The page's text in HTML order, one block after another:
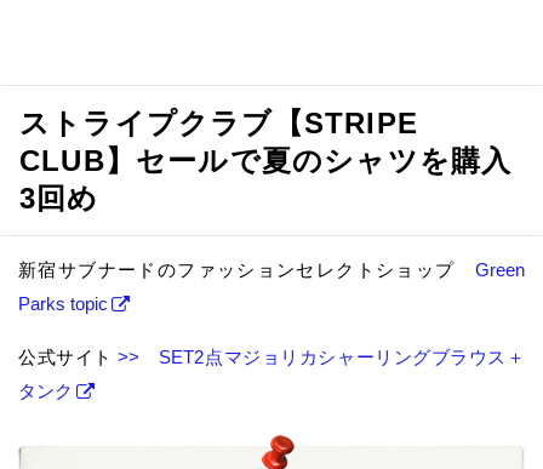
ストライプクラブ【STRIPE
CLUB】セールで夏のシャツを購入
3回め
新宿サブナードのファッションセレクトショップ Green
Parks topic
公式サイト>> SET2点マジョリカシャーリングブラウス＋
タンク